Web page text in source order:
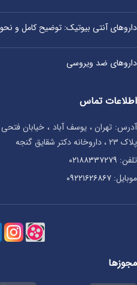
داروهای آنتی‌ بیوتیک: توضیح کامل و
داروهای ضد ویروسی
اطلاعات تماس
آدرس: تهران ، یوسف آباد ، خیابان
پلاک ۲۳ ، داروخانه دکتر شقایق گنجه
تلفن: ۰۲۱۸۸۳۳۷۲۷۹
موبایل: ۰۹۲۲۱۶۲۶۸۶۷
مجوزها